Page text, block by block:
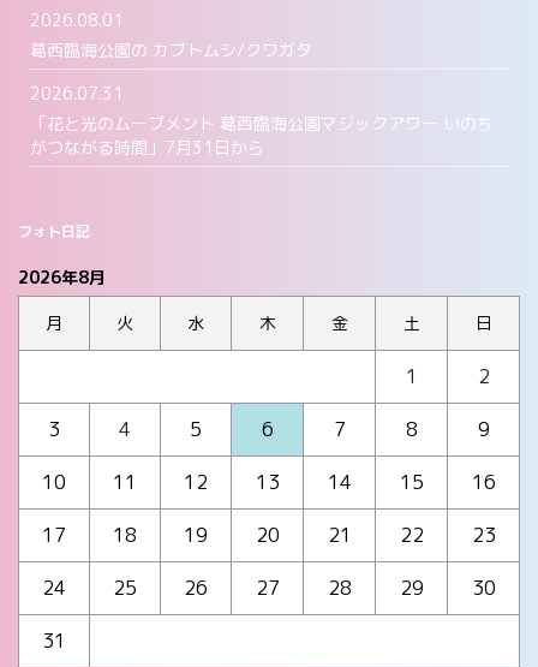
2026.08.01
葛西臨海公園の カブトムシ/クワガタ
2026.07.31
「花と光のムーブメント 葛西臨海公園マジックアワー いのち
がつながる時間」7月31日から
フォト日記
2026年8月
月
火 水 木 金 土 日
1
2
3
4 5 6 7 8
9
10
11 12 13 14 15
16
17
18 19 20 21 22
23
24
25 26 27 28 29
30
31